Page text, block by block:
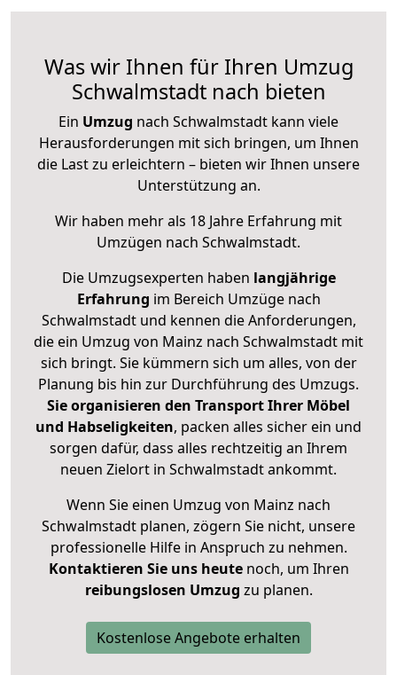
Was wir Ihnen für Ihren Umzug
Schwalmstadt nach bieten
Ein Umzug nach Schwalmstadt kann viele
Herausforderungen mit sich bringen, um Ihnen
die Last zu erleichtern – bieten wir Ihnen unsere
Unterstützung an.
Wir haben mehr als 18 Jahre Erfahrung mit
Umzügen nach Schwalmstadt.
Die Umzugsexperten haben langjährige
Erfahrung im Bereich Umzüge nach
Schwalmstadt und kennen die Anforderungen,
die ein Umzug von Mainz nach Schwalmstadt mit
sich bringt. Sie kümmern sich um alles, von der
Planung bis hin zur Durchführung des Umzugs.
Sie organisieren den Transport Ihrer Möbel
und Habseligkeiten, packen alles sicher ein und
sorgen dafür, dass alles rechtzeitig an Ihrem
neuen Zielort in Schwalmstadt ankommt.
Wenn Sie einen Umzug von Mainz nach
Schwalmstadt planen, zögern Sie nicht, unsere
professionelle Hilfe in Anspruch zu nehmen.
Kontaktieren Sie uns heutenoch, um Ihren
reibungslosen Umzug zu planen.
Kostenlose Angebote erhalten